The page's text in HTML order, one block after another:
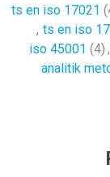
ts en iso 17021
, ts en iso
iso 45001 (4) ,
analitik